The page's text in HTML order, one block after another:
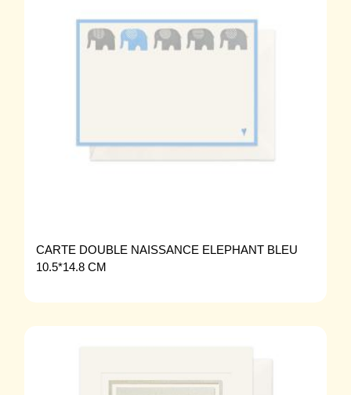
CARTE DOUBLE NAISSANCE ELEPHANT BLEU
10.5*14.8 CM